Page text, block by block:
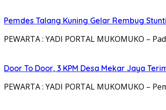
Pemdes Talang Kuning Gelar Rembug
PEWARTA : YADI PORTAL MUKOMUKO –
Door To Door, 3 KPM Desa Mekar Jaya
PEWARTA : YADI PORTAL MUKOMUKO –